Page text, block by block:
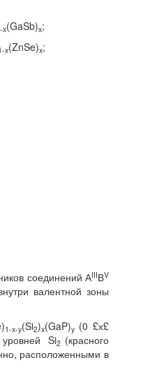
x(GaSb)x;
x(ZnSe)x;
соединений АIIIВV
валентной зоны
1-x-y(Si2)x(GaP)y(0 £х£
уровней Si2 (красного
расположенными в